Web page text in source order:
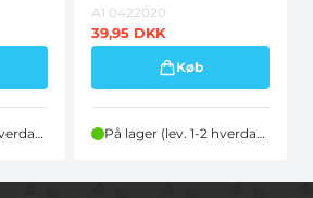
På lager (lev. 1-2 hverdage)
A1 0422020
39,95 DKK
Køb
På lager (lev. 1-2 hverdage)